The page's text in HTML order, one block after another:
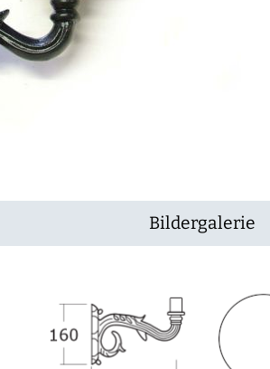
Bildergalerie